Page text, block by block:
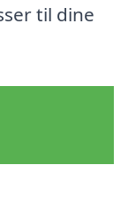
til dine